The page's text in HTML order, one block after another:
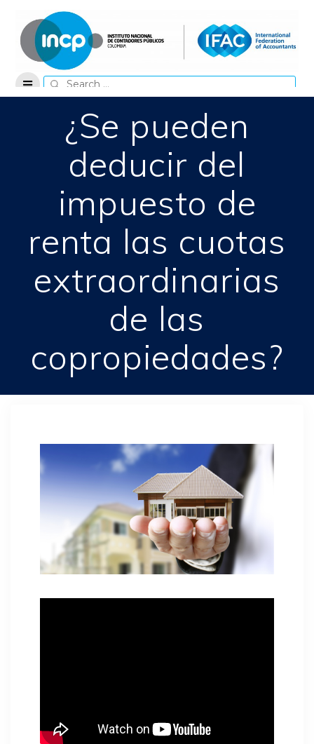
content
Search
for:
¿Se pueden
deducir del
impuesto de
renta las cuotas
extraordinarias
de las
copropiedades?